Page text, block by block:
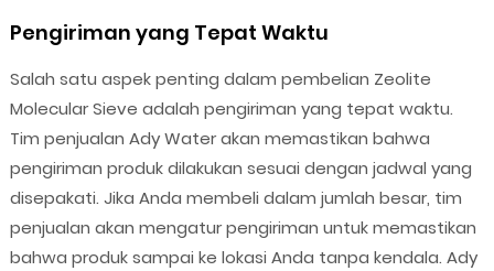
Pengiriman yang Tepat Waktu
Salah satu aspek penting dalam pembelian Zeolite
Molecular Sieve adalah pengiriman yang tepat waktu.
Tim penjualan Ady Water akan memastikan bahwa
pengiriman produk dilakukan sesuai dengan jadwal yang
disepakati. Jika Anda membeli dalam jumlah besar, tim
penjualan akan mengatur pengiriman untuk memastikan
bahwa produk sampai ke lokasi Anda tanpa kendala. Ady